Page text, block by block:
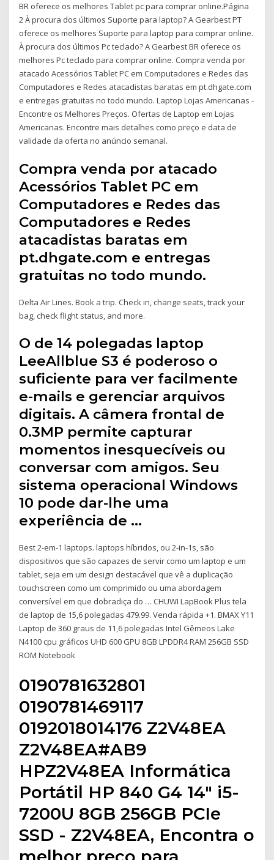
BR oferece os melhores Tablet pc para comprar online.Página
2 À procura dos últimos Suporte para laptop? A Gearbest PT
oferece os melhores Suporte para laptop para comprar online.
À procura dos últimos Pc teclado? A Gearbest BR oferece os
melhores Pc teclado para comprar online. Compra venda por
atacado Acessórios Tablet PC em Computadores e Redes das
Computadores e Redes atacadistas baratas em pt.dhgate.com
e entregas gratuitas no todo mundo. Laptop Lojas Americanas -
Encontre os Melhores Preços. Ofertas de Laptop em Lojas
Americanas. Encontre mais detalhes como preço e data de
validade da oferta no anúncio semanal.
Compra venda por atacado
Acessórios Tablet PC em
Computadores e Redes das
Computadores e Redes
atacadistas baratas em
pt.dhgate.com e entregas
gratuitas no todo mundo.
Delta Air Lines. Book a trip. Check in, change seats, track your
bag, check flight status, and more.
O de 14 polegadas laptop
LeeAllblue S3 é poderoso o
suficiente para ver facilmente
e-mails e gerenciar arquivos
digitais. A câmera frontal de
0.3MP permite capturar
momentos inesquecíveis ou
conversar com amigos. Seu
sistema operacional Windows
10 pode dar-lhe uma
experiência de …
Best 2-em-1 laptops. laptops híbridos, ou 2-in-1s, são
dispositivos que são capazes de servir como um laptop e um
tablet, seja em um design destacável que vê a duplicação
touchscreen como um comprimido ou uma abordagem
conversível em que dobradiça do … CHUWI LapBook Plus tela
de laptop de 15,6 polegadas 479.99. Venda rápida +1. BMAX Y11
Laptop de 360 graus de 11,6 polegadas Intel Gêmeos Lake
N4100 cpu gráficos UHD 600 GPU 8GB LPDDR4 RAM 256GB SSD
ROM Notebook
0190781632801
0190781469117
0192018014176 Z2V48EA
Z2V48EA#AB9
HPZ2V48EA Informática
Portátil HP 840 G4 14" i5-
7200U 8GB 256GB PCIe
SSD - Z2V48EA, Encontra o